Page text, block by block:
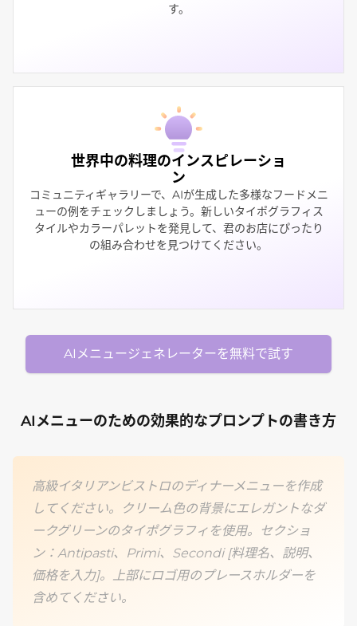
す。
世界中の料理のインスピレーショ
ン
コミュニティギャラリーで、AIが生成した多様なフードメニ
ューの例をチェックしましょう。新しいタイポグラフィス
タイルやカラーパレットを発見して、君のお店にぴったり
の組み合わせを見つけてください。
AIメニュージェネレーターを無料で試す
AIメニューのための効果的なプロンプトの書き方
高級イタリアンビストロのディナーメニューを作成
してください。クリーム色の背景にエレガントなダ
ークグリーンのタイポグラフィを使用。セクショ
ン：Antipasti、Primi、Secondi [料理名、説明、
価格を入力]。上部にロゴ用のプレースホルダーを
含めてください。